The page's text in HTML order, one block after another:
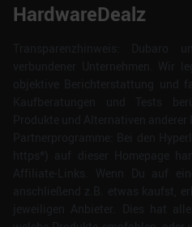
HardwareDealz